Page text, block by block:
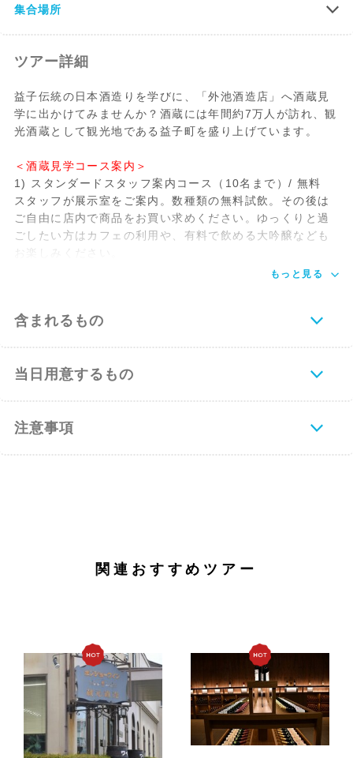
集合場所
ツアー詳細
益子伝統の日本酒造りを学びに、「外池酒造店」へ酒蔵見
学に出かけてみませんか？酒蔵には年間約7万人が訪れ、観
光酒蔵として観光地である益子町を盛り上げています。
＜酒蔵見学コース案内＞
1) スタンダードスタッフ案内コース（10名まで）/ 無料
スタッフが展示室をご案内。数種類の無料試飲。その後は
ご自由に店内で商品をお買い求めください。ゆっくりと過
ごしたい方はカフェの利用や、有料で飲める大吟醸なども
お楽しみください。
もっと見る
含まれるもの
当日用意するもの
注意事項
関連おすすめツアー